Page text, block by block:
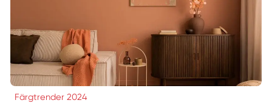
Färgtrender 2024